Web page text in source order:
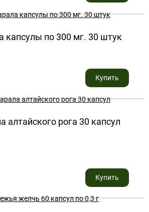
капсулы по 300 мг. 30 штук
Купить
алтайского рога 30 капсул
пантов марала, желатиновая капсула
Купить